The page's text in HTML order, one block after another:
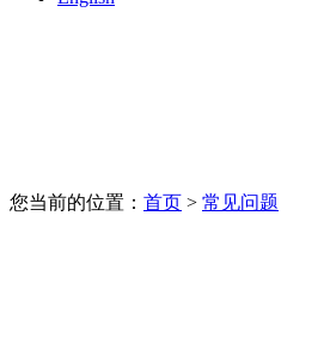
您当前的位置： 首页 > 常见问题